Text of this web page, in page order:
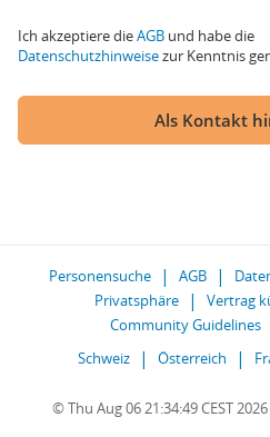
Ich akzeptiere dieAGB und habe die
Datenschutzhinweisezur Kenntnis
Als Kontakt
Personensuche AGB
Privatsphäre
Vertrag
Community Guidelines
Schweiz
Österreich
© Thu Aug 06 21:34:49 CEST